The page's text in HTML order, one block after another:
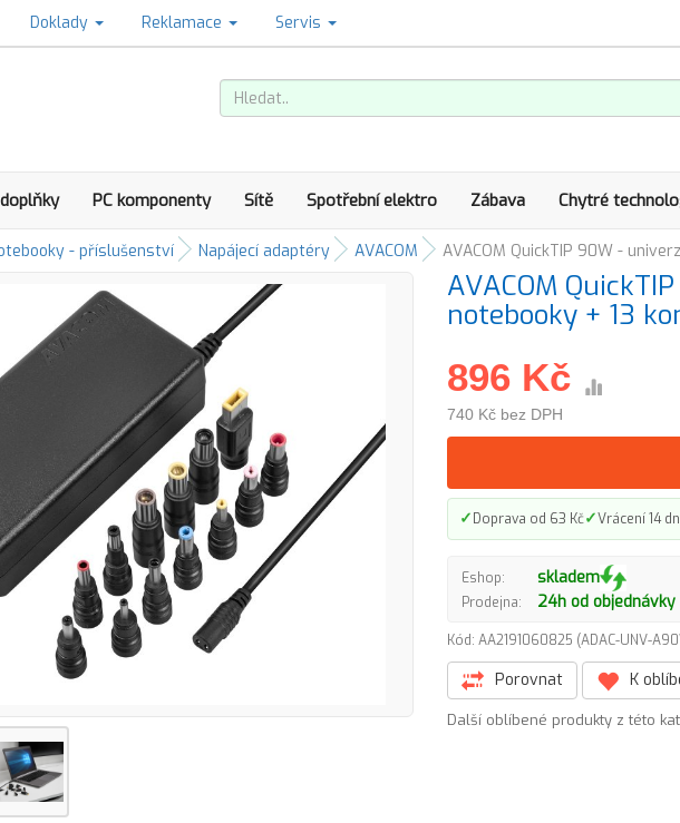
Doklady Reklamace Servis
PC komponenty Sítě Spotřební elektro Zábava Chytré
- příslušenství Napájecí adaptéry AVACOM AVACOM QuickTIP 90W -
AVACOM
notebooky + 13
896 Kč
740 Kč bez DPH
✓Doprava od 63 Kč✓Vrácení 14
Eshop: skladem
Prodejna: 24h od objednávky
Kód: AA2191060825 (ADAC-UNV-
Porovnat K
Další oblíbené produkty z této